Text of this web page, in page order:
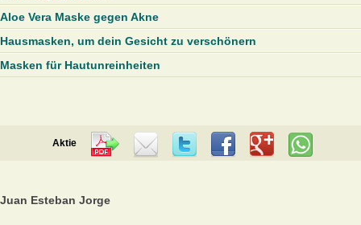
Aloe Vera Maske gegen Akne
Hausmasken, um dein Gesicht zu verschönern
Masken für Hautunreinheiten
Aktie
Juan Esteban Jorge